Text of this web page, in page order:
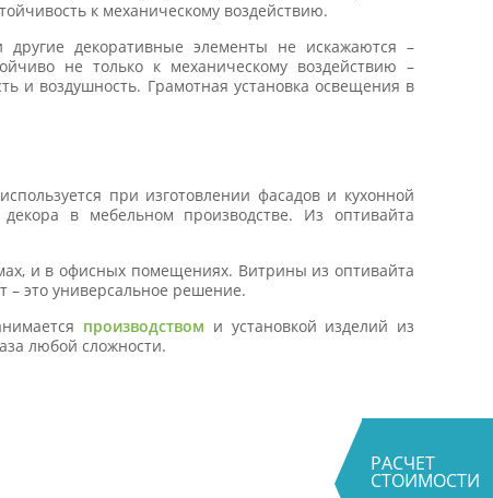
РАСЧЕТ
СТОИМОСТИ
к механическому воздействию.
декоративные элементы не искажаются –
не только к механическому воздействию –
и воздушность. Грамотная установка освещения в
при изготовлении фасадов и кухонной
в мебельном производстве. Из оптивайта
и в офисных помещениях. Витрины из оптивайта
– это универсальное решение.
производством и установкой изделий из
любой сложности.